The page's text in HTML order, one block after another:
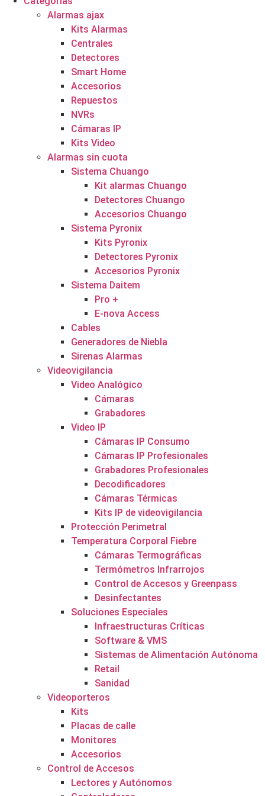
Alarmas ajax
Kits Alarmas
Centrales
Detectores
Smart Home
Accesorios
Repuestos
NVRs
Cámaras IP
Kits Video
Alarmas sin cuota
Sistema Chuango
Kit alarmas Chuango
Detectores Chuango
Accesorios Chuango
Sistema Pyronix
Kits Pyronix
Detectores Pyronix
Accesorios Pyronix
Sistema Daitem
Pro +
E-nova Access
Cables
Generadores de Niebla
Sirenas Alarmas
Videovigilancia
Video Analógico
Cámaras
Grabadores
Video IP
Cámaras IP Consumo
Cámaras IP Profesionales
Grabadores Profesionales
Decodificadores
Cámaras Térmicas
Kits IP de videovigilancia
Protección Perimetral
Temperatura Corporal Fiebre
Cámaras Termográficas
Termómetros Infrarrojos
Control de Accesos y Greenpass
Desinfectantes
Soluciones Especiales
Infraestructuras Críticas
Software & VMS
Sistemas de Alimentación Autónoma
Retail
Sanidad
Videoporteros
Kits
Placas de calle
Monitores
Accesorios
Control de Accesos
Lectores y Autónomos